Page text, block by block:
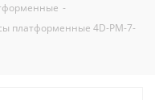
-
платформенные 4D-PM-7-